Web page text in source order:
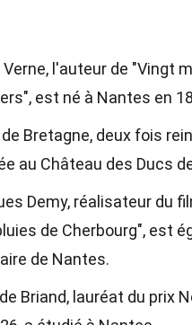
l'auteur de "Vingt
est né à Nantes en
Bretagne, deux fois
au Château des Ducs
Demy, réalisateur du
de Cherbourg", est
de Nantes.
Briand, lauréat du prix